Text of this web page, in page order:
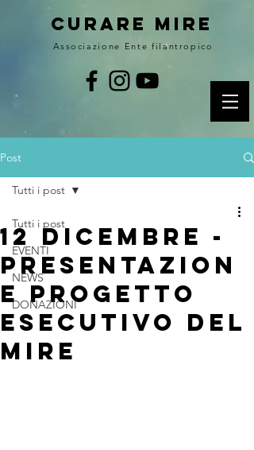
curare MIRE
Associazione Ente filantropico
Post
Tutti i post
EVENTI
NEWS
DONAZIONI
Tutti i post
12 Dicembre -
Presentazion
e Progetto
Esecutivo del
MIRE